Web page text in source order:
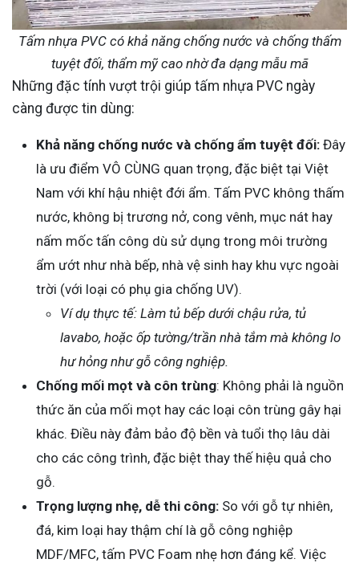
Tấm nhựa PVC có khả năng chống nước và chống thấm
tuyệt đối, thẩm mỹ cao nhờ đa dạng mẫu mã
Những đặc tính vượt trội giúp tấm nhựa PVC ngày
càng được tin dùng:
Khả năng chống nước và chống ẩm tuyệt đối: Đây
là ưu điểm VÔ CÙNG quan trọng, đặc biệt tại Việt
Nam với khí hậu nhiệt đới ẩm. Tấm PVC không thấm
nước, không bị trương nở, cong vênh, mục nát hay
nấm mốc tấn công dù sử dụng trong môi trường
ẩm ướt như nhà bếp, nhà vệ sinh hay khu vực ngoài
trời (với loại có phụ gia chống UV).
Ví dụ thực tế: Làm tủ bếp dưới chậu rửa, tủ
lavabo, hoặc ốp tường/trần nhà tắm mà không lo
hư hỏng như gỗ công nghiệp.
Chống mối mọt và côn trùng: Không phải là nguồn
thức ăn của mối mọt hay các loại côn trùng gây hại
khác. Điều này đảm bảo độ bền và tuổi thọ lâu dài
cho các công trình, đặc biệt thay thế hiệu quả cho
gỗ.
Trọng lượng nhẹ, dễ thi công: So với gỗ tự nhiên,
đá, kim loại hay thậm chí là gỗ công nghiệp
MDF/MFC, tấm PVC Foam nhẹ hơn đáng kể. Việc